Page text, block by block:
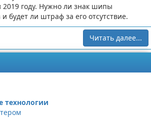
2019 году. Нужно ли знак шипы
будет ли штраф за его отсутствие.
Читать далее...